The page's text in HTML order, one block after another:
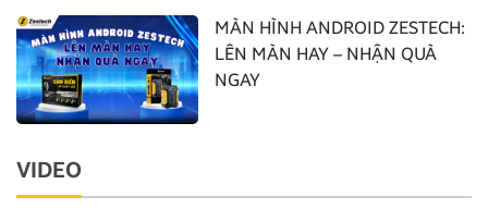
MÀN HÌNH ANDROID ZESTECH:
LÊN MÀN HAY – NHẬN QUÀ
NGAY
VIDEO